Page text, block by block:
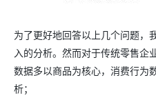
为了更好地回答以上几个问题，
入的分析。然而对于传统零售企
数据多以商品为核心，消费行为
析；